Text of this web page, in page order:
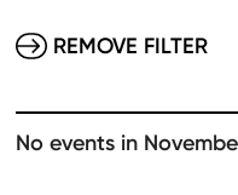
REMOVE FILTER
No events in